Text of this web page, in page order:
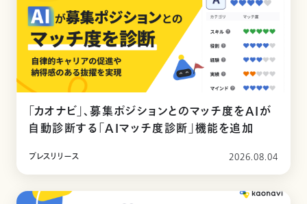
「カオナビ」、募集ポジションとのマッチ度をAIが
自動診断する「AIマッチ度診断」機能を追加
プレスリリース 2026.08.04